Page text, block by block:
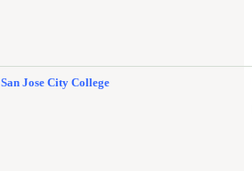
San Jose City College